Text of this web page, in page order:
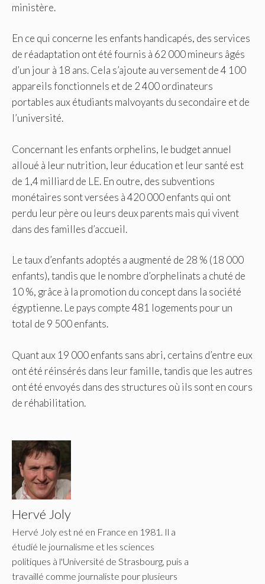
ministère.
En ce qui concerne les enfants handicapés, des services
de réadaptation ont été fournis à 62 000 mineurs âgés
d’un jour à 18 ans. Cela s’ajoute au versement de 4 100
appareils fonctionnels et de 2 400 ordinateurs
portables aux étudiants malvoyants du secondaire et de
l’université.
Concernant les enfants orphelins, le budget annuel
alloué à leur nutrition, leur éducation et leur santé est
de 1,4 milliard de LE. En outre, des subventions
monétaires sont versées à 420 000 enfants qui ont
perdu leur père ou leurs deux parents mais qui vivent
dans des familles d’accueil.
Le taux d’enfants adoptés a augmenté de 28 % (18 000
enfants), tandis que le nombre d’orphelinats a chuté de
10 %, grâce à la promotion du concept dans la société
égyptienne. Le pays compte 481 logements pour un
total de 9 500 enfants.
Quant aux 19 000 enfants sans abri, certains d’entre eux
ont été réinsérés dans leur famille, tandis que les autres
ont été envoyés dans des structures où ils sont en cours
de réhabilitation.
Hervé Joly
Hervé Joly est né en France en 1981. Il a
étudié le journalisme et les sciences
politiques à l'Université de Strasbourg, puis a
travaillé comme journaliste pour plusieurs